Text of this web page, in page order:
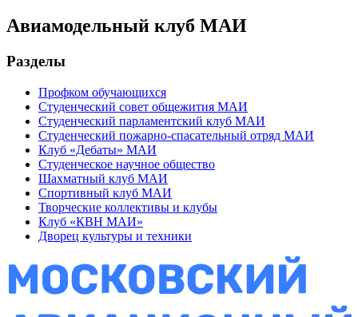
Авиамодельный клуб МАИ
Разделы
Профком обучающихся
Студенческий совет общежития МАИ
Студенческий парламентский клуб МАИ
Студенческий пожарно-спасательный отряд МАИ
Клуб «Дебаты» МАИ
Студенческое научное общество
Шахматный клуб МАИ
Спортивный клуб МАИ
Творческие коллективы и клубы
Клуб «КВН МАИ»
Дворец культуры и техники